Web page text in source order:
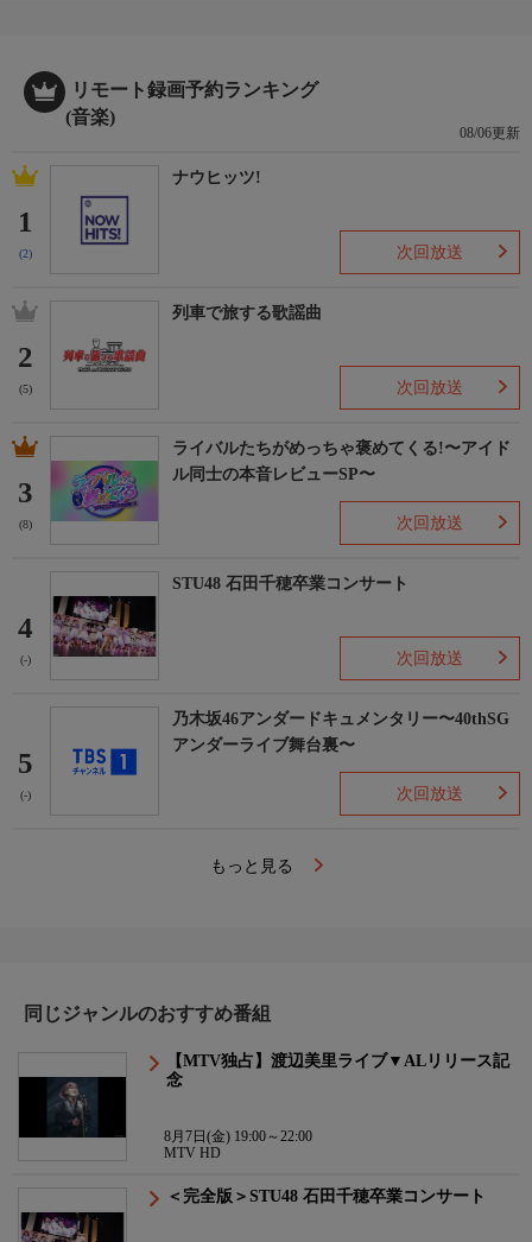
リモート録画予約ランキング
(音楽)
08/06更新
1
(2)
ナウヒッツ!
次回放送
2
(5)
列車で旅する歌謡曲
次回放送
3
(8)
ライバルたちがめっちゃ褒めてくる!〜アイド
ル同士の本音レビューSP〜
次回放送
4
(-)
STU48 石田千穂卒業コンサート
次回放送
5
(-)
乃木坂46アンダードキュメンタリー〜40thSG
アンダーライブ舞台裏〜
次回放送
もっと見る
同じジャンルのおすすめ番組
【MTV独占】渡辺美里ライブ▼ALリリース記
念
8月7日(金) 19:00～22:00
MTV HD
＜完全版＞STU48 石田千穂卒業コンサート